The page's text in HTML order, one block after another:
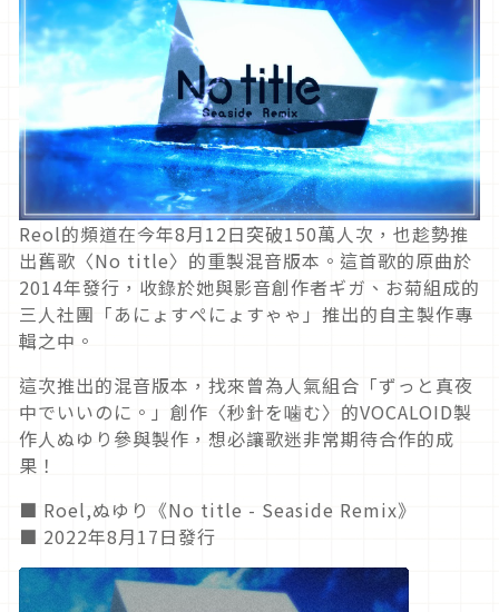
Reol的頻道在今年8月12日突破150萬人次，也趁勢推
出舊歌〈No title〉的重製混音版本。這首歌的原曲於
2014年發行，收錄於她與影音創作者ギガ、お菊組成的
三人社團「あにょすぺにょすゃゃ」推出的自主製作專
輯之中。
這次推出的混音版本，找來曾為人氣組合「ずっと真夜
中でいいのに。」創作〈秒針を噛む〉的VOCALOID製
作人ぬゆり參與製作，想必讓歌迷非常期待合作的成
果！
■ Roel,ぬゆり《No title - Seaside Remix》
■ 2022年8月17日發行